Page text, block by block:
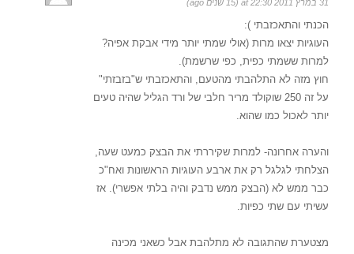
31 במרץ 2011 at 22:30 (15 שנים ago)
הכנתי והתאכזבתי ):
העוגיות יצאו מרות (אולי שמתי יותר מידי אבקת אפיה?
למרות ששמתי כפית, כפי שרשמת).
חוץ מזה לא התלהבתי מהטעם, והתאכזבתי ש"בזבזתי"
על זה 250 שוקולד מריר חלבי של ורד הגליל שהיה טעים
יותר לאכול כמו שהוא.
והערה אחרונה- למרות שקיררתי את הבצק כמעט שעה,
הצלחתי לגלגל רק את ארבע העוגיות הראשונות ואח"כ
כבר ממש לא (הבצק ממש נדבק והיה בלתי אפשרי). אז
עשיתי עם שתי כפיות.
מצטערת שהתגובה לא מתלהבת אבל כשאני מכינה